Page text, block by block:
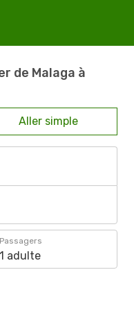
de Malaga à
Aller simple
Passagers
1 adulte